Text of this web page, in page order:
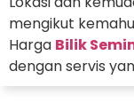
mengikut
Harga Bilik
dengan servis